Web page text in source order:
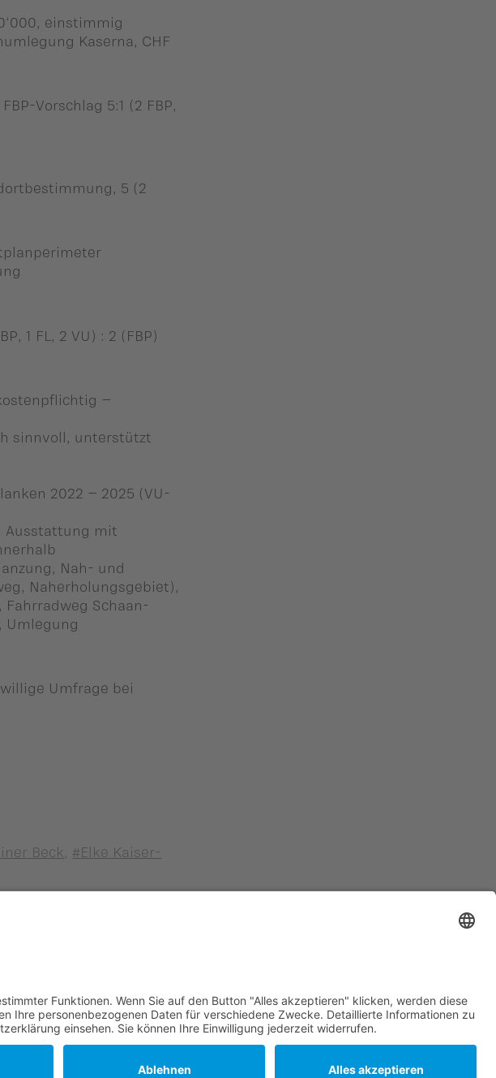
einstimmig
Kaserna, CHF
Vorschlag 5:1 (2 FBP,
5 (2
1 FL, 2 VU) : 2 (FBP)
–
sinnvoll, unterstützt
2022 – 2025 (VU-
Ausstattung mit
Nah- und
Naherholungsgebiet),
Schaan-
Umlegung
Umfrage bei
Beck
#Elke Kaiser-